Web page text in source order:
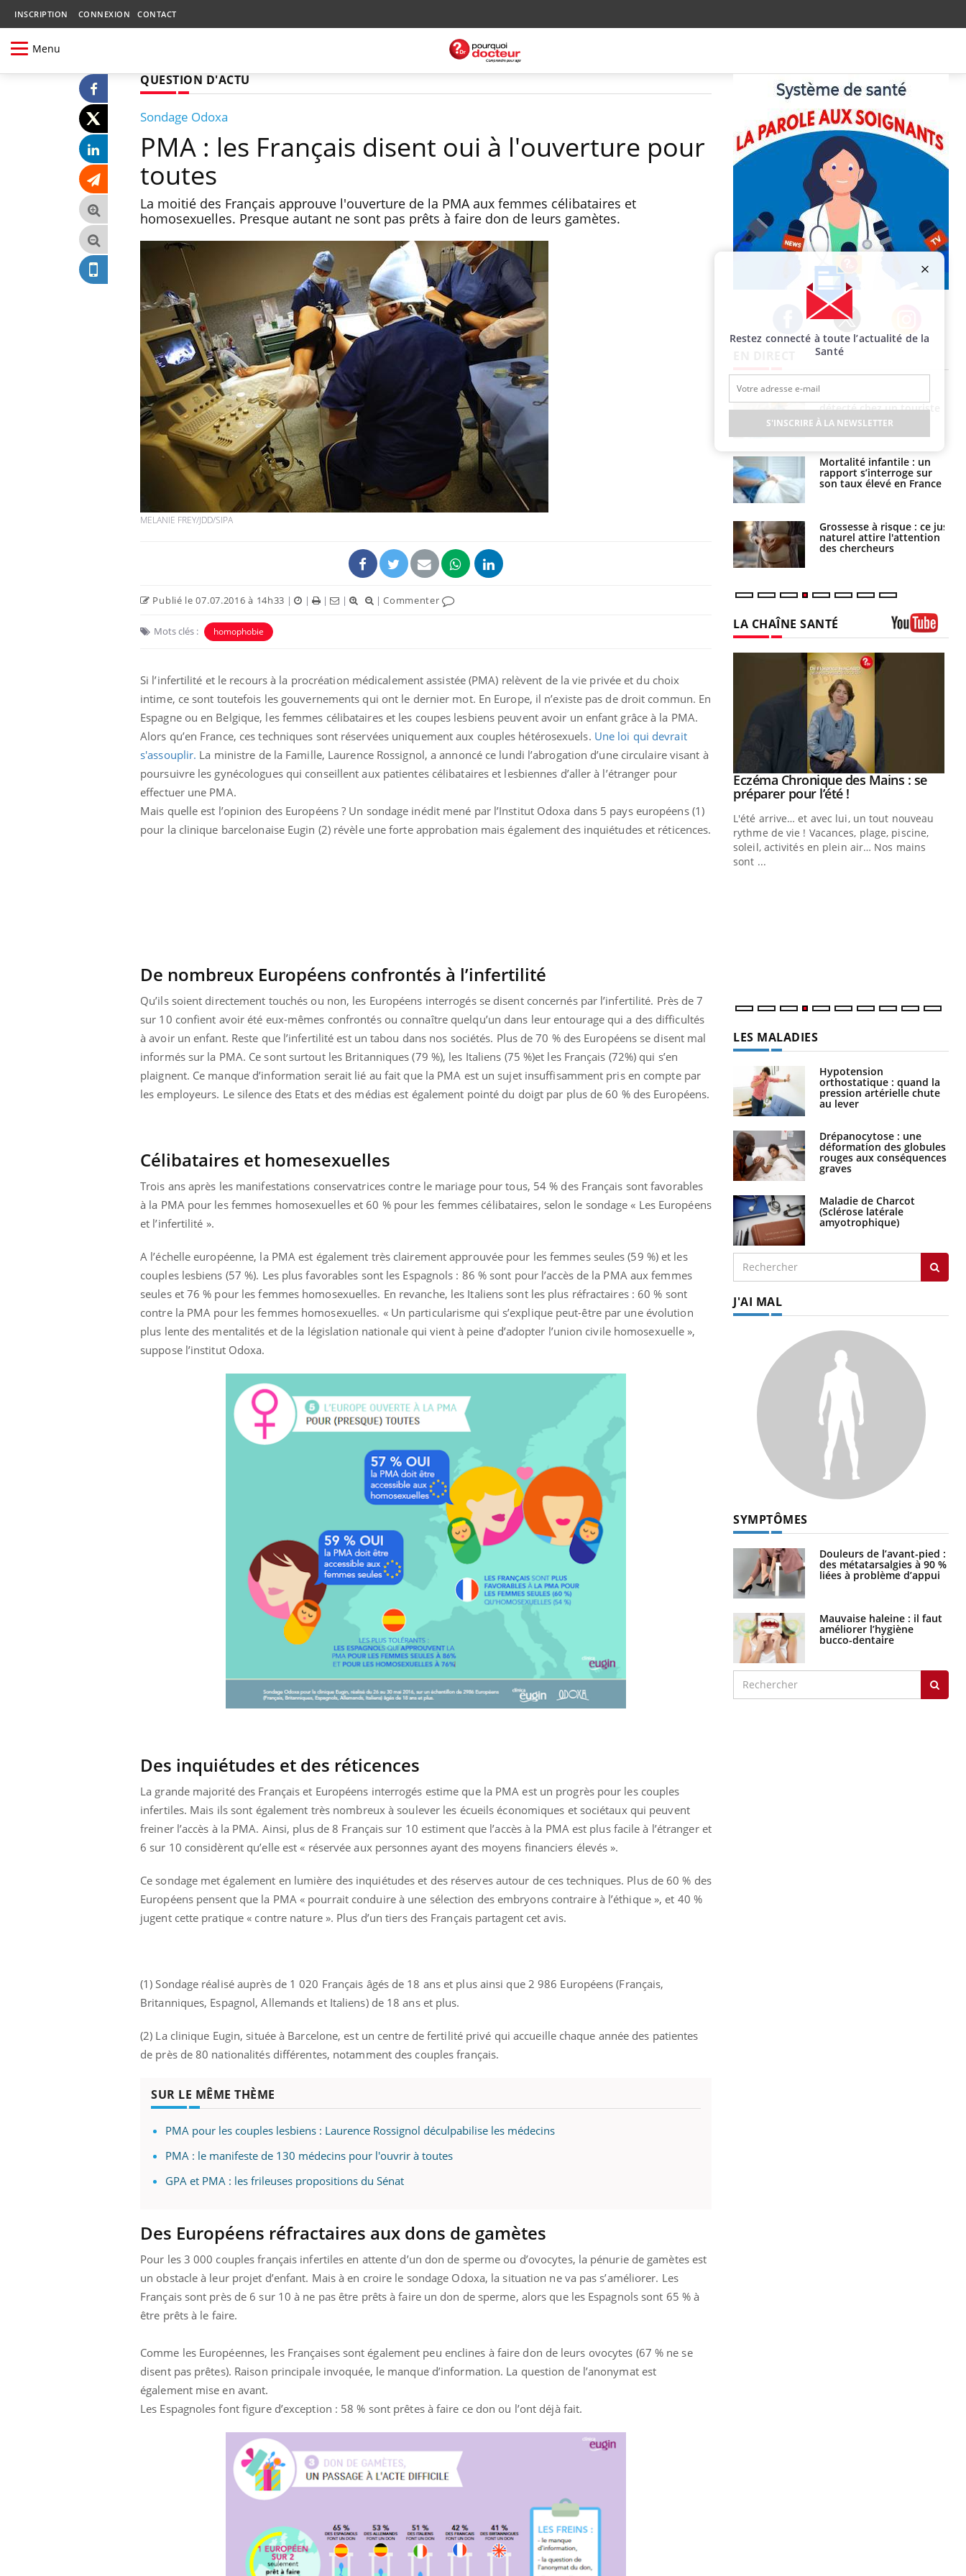
INSCRIPTION CONNEXION CONTACT
Menu
QUESTION D'ACTU
Sondage Odoxa
PMA : les Français disent oui à l'ouverture pour
toutes
La moitié des Français approuve l'ouverture de la PMA aux femmes célibataires et
homosexuelles. Presque autant ne sont pas prêts à faire don de leurs gamètes.
MELANIE FREY/JDD/SIPA
Publié le 07.07.2016 à 14h33 | | | | |Commenter
Mots clés : homophobie
Si l’infertilité et le recours à la procréation médicalement assistée (PMA) relèvent de la vie privée et du choix
intime, ce sont toutefois les gouvernements qui ont le dernier mot. En Europe, il n’existe pas de droit commun. En
Espagne ou en Belgique, les femmes célibataires et les coupes lesbiens peuvent avoir un enfant grâce à la PMA.
Alors qu’en France, ces techniques sont réservées uniquement aux couples hétérosexuels. Une loi qui devrait
s'assouplir. La ministre de la Famille, Laurence Rossignol, a annoncé ce lundi l’abrogation d’une circulaire visant à
poursuivre les gynécologues qui conseillent aux patientes célibataires et lesbiennes d’aller à l’étranger pour
effectuer une PMA.
Mais quelle est l’opinion des Européens ? Un sondage inédit mené par l’Institut Odoxa dans 5 pays européens (1)
pour la clinique barcelonaise Eugin (2) révèle une forte approbation mais également des inquiétudes et réticences.
De nombreux Européens confrontés à l’infertilité
Qu’ils soient directement touchés ou non, les Européens interrogés se disent concernés par l’infertilité. Près de 7
sur 10 confient avoir été eux-mêmes confrontés ou connaître quelqu’un dans leur entourage qui a des difficultés
à avoir un enfant. Reste que l’infertilité est un tabou dans nos sociétés. Plus de 70 % des Européens se disent mal
informés sur la PMA. Ce sont surtout les Britanniques (79 %), les Italiens (75 %)et les Français (72%) qui s’en
plaignent. Ce manque d’information serait lié au fait que la PMA est un sujet insuffisamment pris en compte par
les employeurs. Le silence des Etats et des médias est également pointé du doigt par plus de 60 % des Européens.
Célibataires et homesexuelles
Trois ans après les manifestations conservatrices contre le mariage pour tous, 54 % des Français sont favorables
à la PMA pour les femmes homosexuelles et 60 % pour les femmes célibataires, selon le sondage « Les Européens
et l’infertilité ».
A l’échelle européenne, la PMA est également très clairement approuvée pour les femmes seules (59 %) et les
couples lesbiens (57 %). Les plus favorables sont les Espagnols : 86 % sont pour l’accès de la PMA aux femmes
seules et 76 % pour les femmes homosexuelles. En revanche, les Italiens sont les plus réfractaires : 60 % sont
contre la PMA pour les femmes homosexuelles. « Un particularisme qui s’explique peut-être par une évolution
plus lente des mentalités et de la législation nationale qui vient à peine d’adopter l’union civile homosexuelle »,
suppose l’institut Odoxa.
Des inquiétudes et des réticences
La grande majorité des Français et Européens interrogés estime que la PMA est un progrès pour les couples
infertiles. Mais ils sont également très nombreux à soulever les écueils économiques et sociétaux qui peuvent
freiner l’accès à la PMA. Ainsi, plus de 8 Français sur 10 estiment que l’accès à la PMA est plus facile à l’étranger et
6 sur 10 considèrent qu’elle est « réservée aux personnes ayant des moyens financiers élevés ».
Ce sondage met également en lumière des inquiétudes et des réserves autour de ces techniques. Plus de 60 % des
Européens pensent que la PMA « pourrait conduire à une sélection des embryons contraire à l’éthique », et 40 %
jugent cette pratique « contre nature ». Plus d’un tiers des Français partagent cet avis.
(1) Sondage réalisé auprès de 1 020 Français âgés de 18 ans et plus ainsi que 2 986 Européens (Français,
Britanniques, Espagnol, Allemands et Italiens) de 18 ans et plus.
(2) La clinique Eugin, située à Barcelone, est un centre de fertilité privé qui accueille chaque année des patientes
de près de 80 nationalités différentes, notamment des couples français.
SUR LE MÊME THÈME
PMA pour les couples lesbiens : Laurence Rossignol déculpabilise les médecins
PMA : le manifeste de 130 médecins pour l'ouvrir à toutes
GPA et PMA : les frileuses propositions du Sénat
Des Européens réfractaires aux dons de gamètes
Pour les 3 000 couples français infertiles en attente d’un don de sperme ou d’ovocytes, la pénurie de gamètes est
un obstacle à leur projet d’enfant. Mais à en croire le sondage Odoxa, la situation ne va pas s’améliorer. Les
Français sont près de 6 sur 10 à ne pas être prêts à faire un don de sperme, alors que les Espagnols sont 65 % à
être prêts à le faire.
Comme les Européennes, les Françaises sont également peu enclines à faire don de leurs ovocytes (67 % ne se
disent pas prêtes). Raison principale invoquée, le manque d’information. La question de l’anonymat est
également mise en avant.
Les Espagnoles font figure d’exception : 58 % sont prêtes à faire ce don ou l’ont déjà fait.
Facebook Twitter Instagram
Les crises d’angoisse
peuvent-elles survenir
sans raison apparente ?
Fatigue en vacances :
normal ou signe d’une
maladie ?
Et si les caries pouvaient
Éclipse solaire du 12 août
: “Des verres adaptés,
c'est indispensable pour
la santé des yeux”
Les troubles du sommeil
modifient votre cerveau !
très empathique ?
détecté chez un touriste
en France
Mortalité infantile : un
rapport s’interroge sur
son taux élevé en France
Grossesse à risque : ce jus
naturel attire l'attention
des chercheurs
LA CHAÎNE SANTÉ
Eczéma Chronique des Mains :
expliquer ma maladieYoutube
Il y a des sujets qui sont faciles à aborder...
d'autres non ! D'un côté, poser des
Youtube
Carence en fer : comprendre pour
Fatigue, irritabilité, brouillard mental ou
même alopécie… Les symptômes de la
Youtube
Insuline & Charge mentale : et si on
En 2026, l'insuline dans le diabète de type 2
reste entourée d'idées reçues chez les
Youtube
Eczéma Chronique des Mains : se
préparer pour l’été !Youtube
L'été arrive… et avec lui, un tout nouveau
rythme de vie ! Vacances, plage, piscine,
soleil, activités en plein air… Nos mains
sont ...
LES MALADIES
Hypotension
orthostatique : quand la
pression artérielle chute
au lever
Drépanocytose : une
déformation des globules
rouges aux conséquences
graves
Maladie de Charcot
(Sclérose latérale
amyotrophique)
J'AI MAL
SYMPTÔMES
Douleurs de l’avant-pied :
des métatarsalgies à 90 %
liées à problème d’appui
Mauvaise haleine : il faut
améliorer l’hygiène
bucco-dentaire
Restez connecté à toute l’actualité de la
Santé
S'INSCRIRE À LA NEWSLETTER